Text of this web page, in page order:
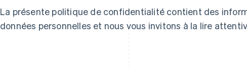
La présente politique de confidentialité contient des
données personnelles et nous vous invitons à la lire